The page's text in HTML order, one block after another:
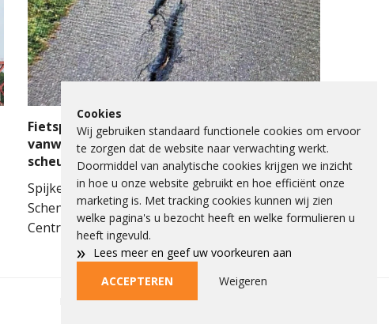
Mobiel Medisch Team (MMT) werden ingezet. De
traumahelikopter landde op de snelweg om
medische assistentie te verlenen.
Fietspad Lange Schenkeldijk afgesloten
vanwege verzakking asfalt en ernstige
scheuren
Spijkenisse - Het fietspad op de Lange
Schenkeldijk langs het Spijkenisse Medisch
Centrum is de komende dagen afgesloten
vanwege een onveilige situatie. Een deel van het
asfalt is verzakt en op het fietspad zijn ook
ernstige scheuren ontstaan.
PrivacybeleidBeleidBeelden aankopen
Cookies
Wij gebruiken standaard functionele cookies om ervoor
te zorgen dat de website naar verwachting werkt.
Doormiddel van analytische cookies krijgen we inzicht
in hoe u onze website gebruikt en hoe efficiënt onze
marketing is. Met tracking cookies kunnen wij zien
welke pagina's u bezocht heeft en welke formulieren u
heeft ingevuld.
» Lees meer en geef uw voorkeuren aan
ACCEPTEREN
Weigeren